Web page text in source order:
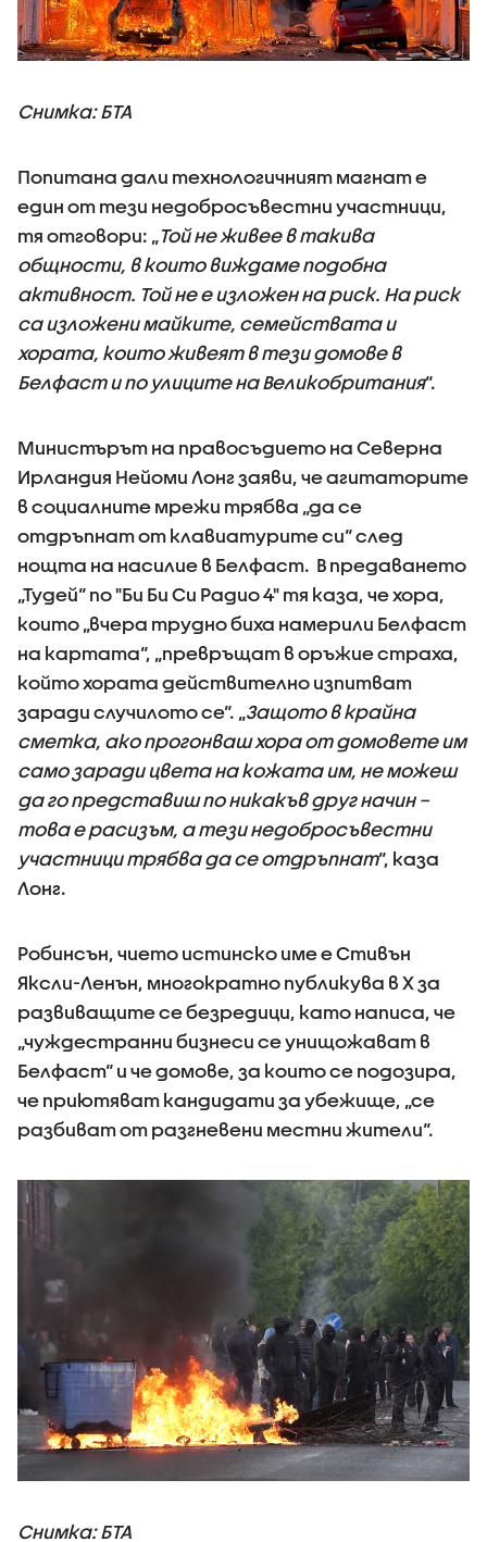
Снимка: БТА
Попитана дали технологичният магнат е
един от тези недобросъвестни участници,
тя отговори: „
Той не живее в такива
общности, в които виждаме подобна
активност. Той не е изложен на риск. На риск
са изложени майките, семействата и
хората, които живеят в тези домове в
Белфаст и по улиците на Великобритания“.
Министърът на правосъдието на Северна
Ирландия Нейоми Лонг заяви, че агитаторите
в социалните мрежи трябва „да се
отдръпнат от клавиатурите си“ след
нощта на насилие в Белфаст. В предаването
„Тудей“ по "Би Би Си Радио 4" тя каза, че хора,
които „вчера трудно биха намерили Белфаст
на картата“, „превръщат в оръжие страха,
който хората действително изпитват
заради случилото се“. „ Защото в крайна
сметка, ако прогонваш хора от домовете им
само заради цвета на кожата им, не можеш
да го представиш по никакъв друг начин –
това е расизъм, а тези недобросъвестни
участници трябва да се отдръпнат“, каза
Лонг.
Робинсън, чието истинско име е Стивън
Яксли-Ленън, многократно публикува в X за
развиващите се безредици, като написа, че
„чуждестранни бизнеси се унищожават в
Белфаст“ и че домове, за които се подозира,
че приютяват кандидати за убежище, „се
разбиват от разгневени местни жители“.
Снимка: БТА